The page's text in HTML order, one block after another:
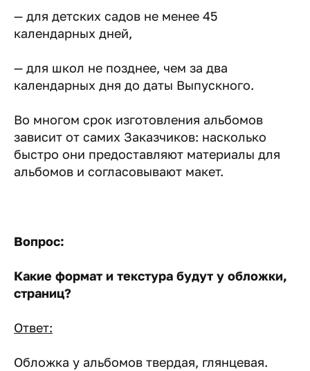
— для детских садов не менее 45
календарных дней,
— для школ не позднее, чем за два
календарных дня до даты Выпускного.
Во многом срок изготовления альбомов
зависит от самих Заказчиков: насколько
быстро они предоставляют материалы для
альбомов и согласовывают макет.
Вопрос:
Какие формат и текстура будут у обложки,
страниц?
Ответ:
Обложка у альбомов твердая, глянцевая.